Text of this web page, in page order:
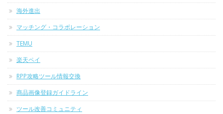
海外進出
マッチング・コラボレーション
TEMU
楽天ペイ
RPP攻略ツール情報交換
商品画像登録ガイドライン
ツール改善コミュニティ